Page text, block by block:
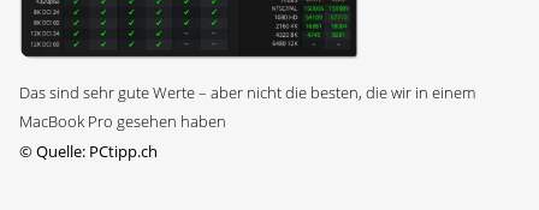
Das sind sehr gute Werte – aber nicht die besten, die wir in einem
MacBook Pro gesehen haben
©Quelle: PCtipp.ch